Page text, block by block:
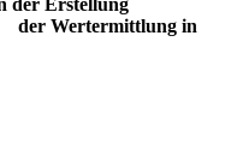
der Wertermittlung in